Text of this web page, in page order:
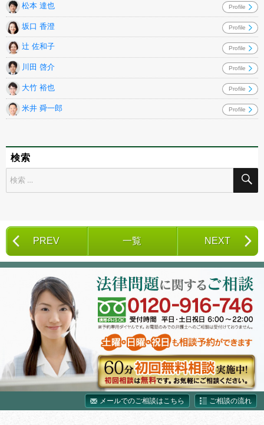
松本 達也 Profile
坂口 香澄 Profile
辻 佐和子 Profile
川田 啓介 Profile
大竹 裕也 Profile
米井 舜一郎 Profile
検索
PREV 一覧 NEXT
メールでのご相談はこちら ご相談の流れ